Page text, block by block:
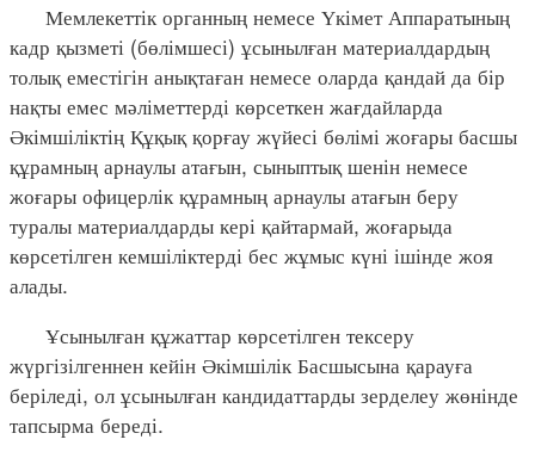
Мемлекеттік органның немесе Үкімет Аппаратының
кадр қызметі (бөлімшесі) ұсынылған материалдардың
толық еместігін анықтаған немесе оларда қандай да бір
нақты емес мәліметтерді көрсеткен жағдайларда
Әкімшіліктің Құқық қорғау жүйесі бөлімі жоғары басшы
құрамның арнаулы атағын, сыныптық шенін немесе
жоғары офицерлік құрамның арнаулы атағын беру
туралы материалдарды кері қайтармай, жоғарыда
көрсетілген кемшіліктерді бес жұмыс күні ішінде жоя
алады.
Ұсынылған құжаттар көрсетілген тексеру
жүргізілгеннен кейін Әкімшілік Басшысына қарауға
беріледі, ол ұсынылған кандидаттарды зерделеу жөнінде
тапсырма береді.